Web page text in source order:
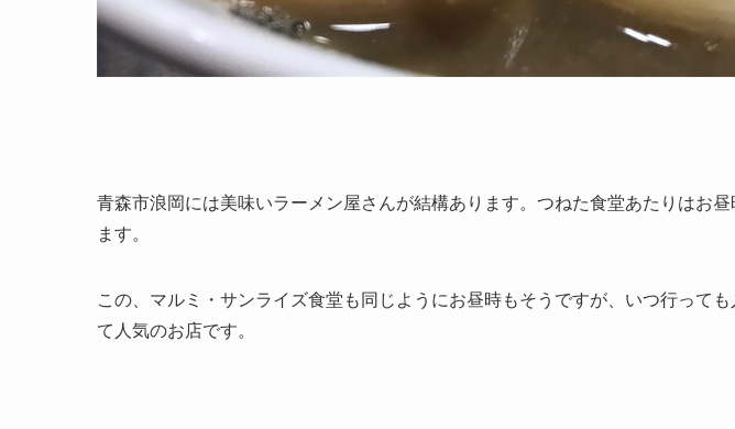
青森市浪岡には美味いラーメン屋さんが結構あります。つねた食堂あたりはお
ます。
この、マルミ・サンライズ食堂も同じようにお昼時もそうですが、いつ行って
て人気のお店です。